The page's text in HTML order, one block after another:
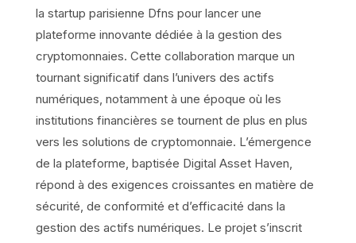
la startup parisienne Dfns pour lancer une
plateforme innovante dédiée à la gestion des
cryptomonnaies. Cette collaboration marque un
tournant significatif dans l’univers des actifs
numériques, notamment à une époque où les
institutions financières se tournent de plus en plus
vers les solutions de cryptomonnaie. L’émergence
de la plateforme, baptisée Digital Asset Haven,
répond à des exigences croissantes en matière de
sécurité, de conformité et d’efficacité dans la
gestion des actifs numériques. Le projet s’inscrit